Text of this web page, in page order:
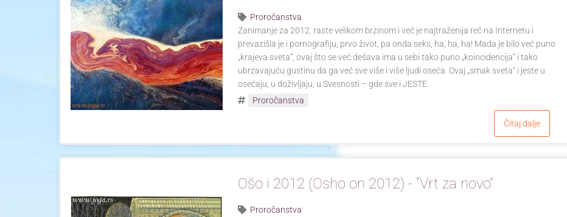
Proročanstva
Zanimanje za 2012. raste velikom brzinom i već je najtraženija reč na Internetu i
prevazišla je i pornografiju; prvo život, pa onda seks, ha, ha, ha! Mada je bilo već puno
„krajeva sveta“, ovaj što se već dešava ima u sebi tako puno „koincidencija“ i tako
ubrzavajuću gustinu da ga već sve više i više ljudi oseća. Ovaj „smak sveta“ i jeste u
osećaju, u doživljaju, u Svesnosti – gde sve i JESTE.
Proročanstva
Čitaj dalje
Ošo i 2012 (Osho on 2012) - “Vrt za novo”
Proročanstva